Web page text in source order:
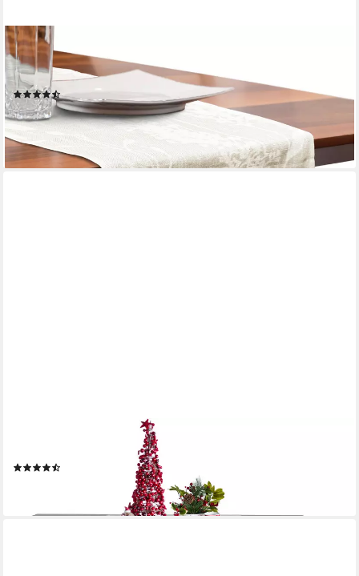
OTTO HOME
Tischläufer Linnah (1-tlg), Uni, strukturiert, Esszimmer,
Dekoration Zimmer, basic
(3)
8,99 €
lieferbar - in 1-2 Werktagen bei dir
Tischläufer Lealux (1-tlg)
lieferbar - in 1-2 Werktagen bei dir